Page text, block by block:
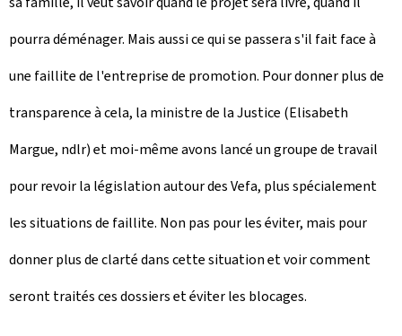
pourra déménager. Mais aussi ce qui se passera s'il fait face à
une faillite de l'entreprise de promotion. Pour donner plus de
transparence à cela, la ministre de la Justice (Elisabeth
Margue, ndlr) et moi-même avons lancé un groupe de travail
pour revoir la législation autour des Vefa, plus spécialement
les situations de faillite. Non pas pour les éviter, mais pour
donner plus de clarté dans cette situation et voir comment
seront traités ces dossiers et éviter les blocages.